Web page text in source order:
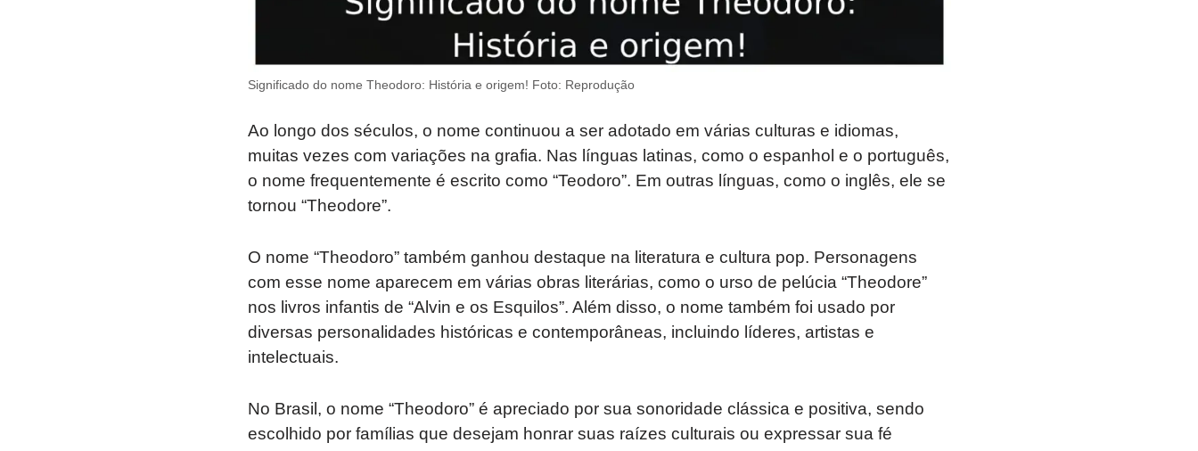
Significado do nome Theodoro: História e origem! Foto: Reprodução
Ao longo dos séculos, o nome continuou a ser adotado em várias culturas e idiomas,
muitas vezes com variações na grafia. Nas línguas latinas, como o espanhol e o português,
o nome frequentemente é escrito como “Teodoro”. Em outras línguas, como o inglês, ele se
tornou “Theodore”.
O nome “Theodoro” também ganhou destaque na literatura e cultura pop. Personagens
com esse nome aparecem em várias obras literárias, como o urso de pelúcia “Theodore”
nos livros infantis de “Alvin e os Esquilos”. Além disso, o nome também foi usado por
diversas personalidades históricas e contemporâneas, incluindo líderes, artistas e
intelectuais.
No Brasil, o nome “Theodoro” é apreciado por sua sonoridade clássica e positiva, sendo
escolhido por famílias que desejam honrar suas raízes culturais ou expressar sua fé